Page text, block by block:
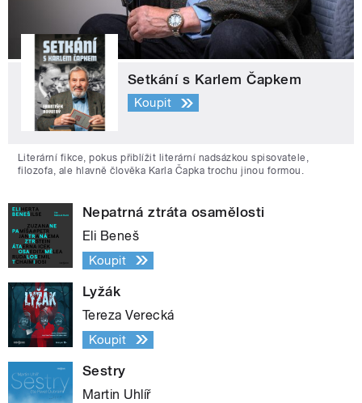
Setkání s Karlem Čapkem
Koupit
Literární fikce, pokus přiblížit literární nadsázkou spisovatele,
filozofa, ale hlavně člověka Karla Čapka trochu jinou formou.
Nepatrná ztráta osamělosti
Eli Beneš
Koupit
Lyžák
Tereza Verecká
Koupit
Sestry
Martin Uhlíř